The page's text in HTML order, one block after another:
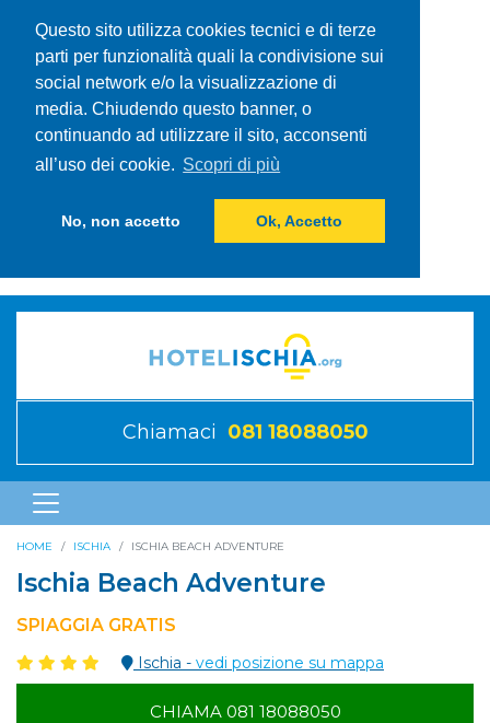
Questo sito utilizza cookies tecnici e di terze
parti per funzionalità quali la condivisione sui
social network e/o la visualizzazione di
media. Chiudendo questo banner, o
continuando ad utilizzare il sito, acconsenti
all’uso dei cookie. Scopri di più
No, non accetto Ok, Accetto
Chiamaci 081 18088050
HOME ISCHIA ISCHIA BEACH ADVENTURE
Ischia Beach Adventure
SPIAGGIA GRATIS
Ischia - vedi posizione su mappa
CHIAMA 081 18088050